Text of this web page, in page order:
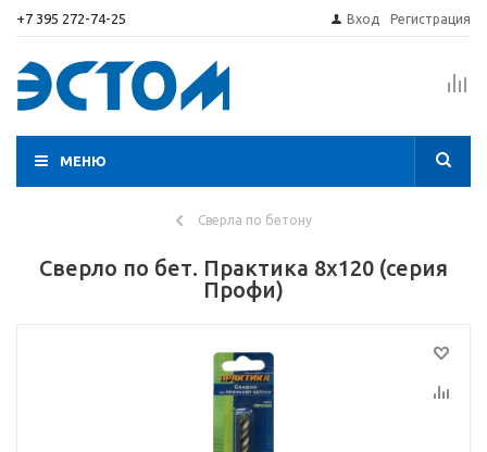
+7 395 272-74-25 Вход Регистрация
МЕНЮ
Сверла по бетону
Сверло по бет. Практика 8х120 (серия
Профи)